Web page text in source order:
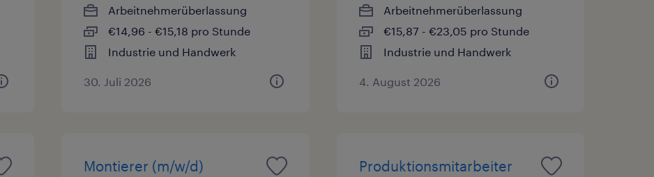
Arbeitnehmerüberlassung
€14,96 - €15,18 pro Stunde
Industrie und Handwerk
30. Juli 2026
Arbeitnehmerüberlassung
€15,87 - €23,05 pro Stunde
Industrie und Handwerk
4. August 2026
Montierer (m/w/d)
Produktionsmitarbeiter